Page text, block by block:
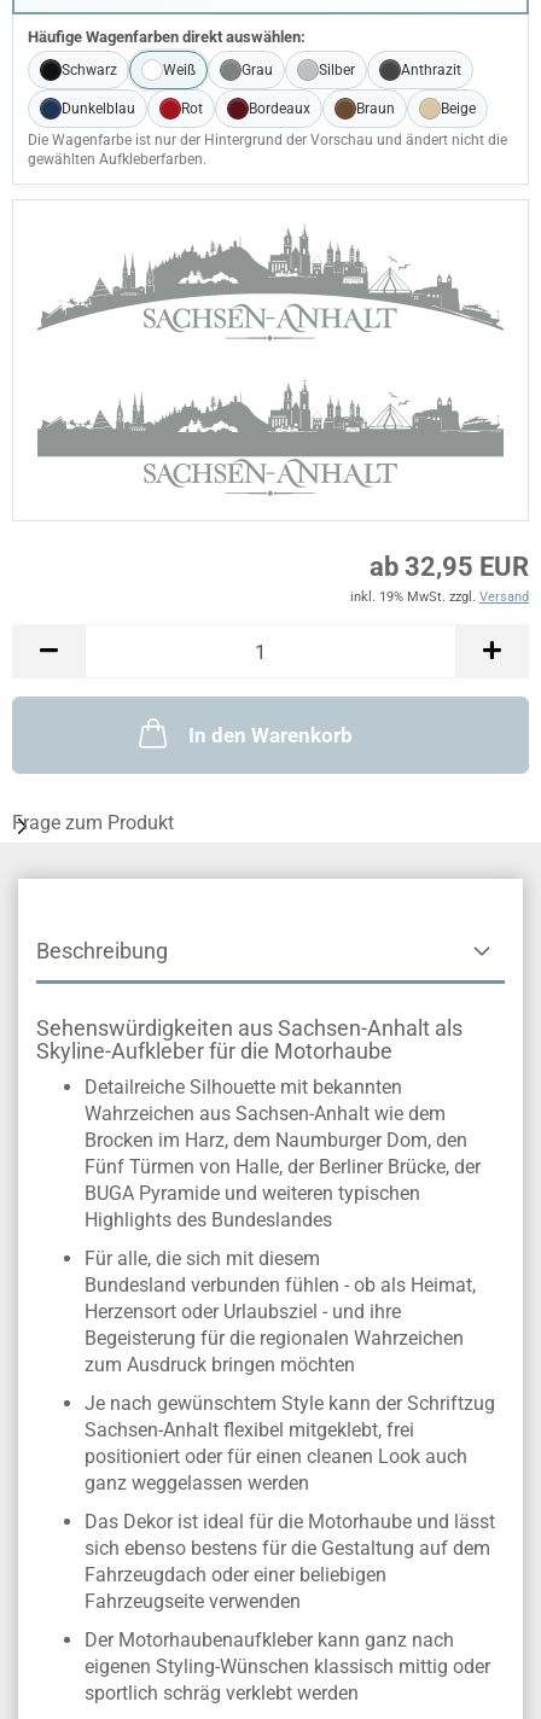
Häufige Wagenfarben direkt auswählen:
Schwarz Weiß Grau Silber Anthrazit
Dunkelblau Rot Bordeaux Braun
Beige
Die Wagenfarbe ist nur der Hintergrund der Vorschau und ändert nicht die
gewählten Aufkleberfarben.
ab 32,95 EUR
inkl. 19% MwSt. zzgl. Versand
In den Warenkorb
Frage zum Produkt
Beschreibung
Sehenswürdigkeiten aus Sachsen-Anhalt als
Skyline-Aufkleber für die Motorhaube
Detailreiche Silhouette mit bekannten
Wahrzeichen aus Sachsen-Anhalt wie dem
Brocken im Harz, dem Naumburger Dom, den
Fünf Türmen von Halle, der Berliner Brücke, der
BUGA Pyramide und weiteren typischen
Highlights des Bundeslandes
Für alle, die sich mit diesem
Bundesland verbunden fühlen - ob als Heimat,
Herzensort oder Urlaubsziel - und ihre
Begeisterung für die regionalen Wahrzeichen
zum Ausdruck bringen möchten
Je nach gewünschtem Style kann der Schriftzug
Sachsen-Anhalt flexibel mitgeklebt, frei
positioniert oder für einen cleanen Look auch
ganz weggelassen werden
Das Dekor ist ideal für die Motorhaube und lässt
sich ebenso bestens für die Gestaltung auf dem
Fahrzeugdach oder einer beliebigen
Fahrzeugseite verwenden
Der Motorhaubenaufkleber kann ganz nach
eigenen Styling-Wünschen klassisch mittig oder
sportlich schräg verklebt werden